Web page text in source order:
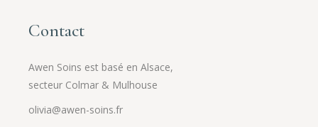
Contact
Awen Soins est basé en Alsace,
secteur Colmar & Mulhouse
olivia@awen-soins.fr